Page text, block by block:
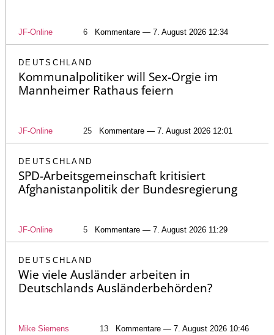
JF-Online 6 Kommentare — 7. August 2026 12:34
DEUTSCHLAND
Kommunalpolitiker will Sex-Orgie im
Mannheimer Rathaus feiern
JF-Online 25 Kommentare — 7. August 2026 12:01
DEUTSCHLAND
SPD-Arbeitsgemeinschaft kritisiert
Afghanistanpolitik der Bundesregierung
JF-Online 5 Kommentare — 7. August 2026 11:29
DEUTSCHLAND
Wie viele Ausländer arbeiten in
Deutschlands Ausländerbehörden?
Mike Siemens 13 Kommentare — 7. August 2026 10:46